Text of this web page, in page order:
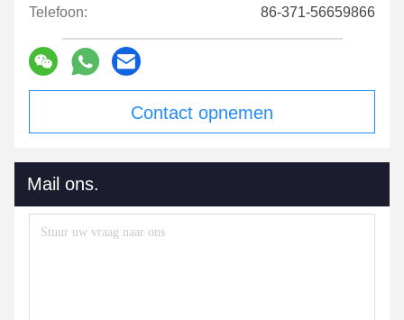
Telefoon: 86-371-56659866
Contact opnemen
Mail ons.